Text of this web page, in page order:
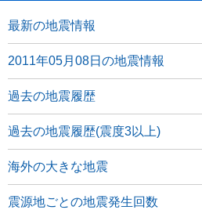
最新の地震情報
2011年05月08日の地震情報
過去の地震履歴
過去の地震履歴(震度3以上)
海外の大きな地震
震源地ごとの地震発生回数